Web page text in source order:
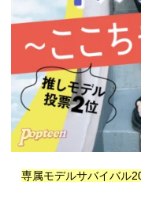
専属モデルサバイバル